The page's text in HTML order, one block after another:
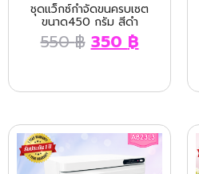
ชุดแว็กซ์กำจัดขนครบเซต
ขนาด450 กรัม สีดำ
550฿ 350฿